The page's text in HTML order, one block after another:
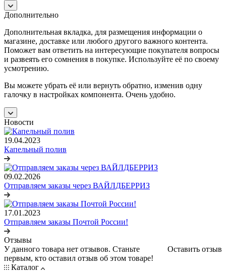
Дополнительно
Дополнительная вкладка, для размещения информации о
магазине, доставке или любого другого важного контента.
Поможет вам ответить на интересующие покупателя вопросы
и развеять его сомнения в покупке. Используйте её по своему
усмотрению.
Вы можете убрать её или вернуть обратно, изменив одну
галочку в настройках компонента. Очень удобно.
Новости
19.04.2023
Капельный полив
09.02.2026
Отправляем заказы через ВАЙЛДБЕРРИЗ
17.01.2023
Отправляем заказы Почтой России!
Отзывы
Оставить отзыв
У данного товара нет отзывов. Станьте
первым, кто оставил отзыв об этом товаре!
Каталог